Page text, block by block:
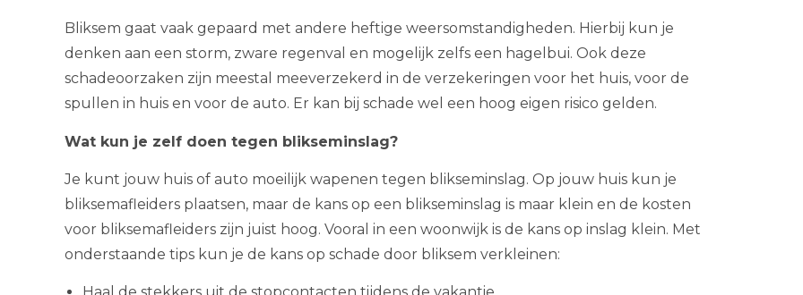
Bliksem gaat vaak gepaard met andere heftige weersomstandigheden. Hierbij kun je
denken aan een storm, zware regenval en mogelijk zelfs een hagelbui. Ook deze
schadeoorzaken zijn meestal meeverzekerd in de verzekeringen voor het huis, voor de
spullen in huis en voor de auto. Er kan bij schade wel een hoog eigen risico gelden.
Wat kun je zelf doen tegen blikseminslag?
Je kunt jouw huis of auto moeilijk wapenen tegen blikseminslag. Op jouw huis kun je
bliksemafleiders plaatsen, maar de kans op een blikseminslag is maar klein en de kosten
voor bliksemafleiders zijn juist hoog. Vooral in een woonwijk is de kans op inslag klein. Met
onderstaande tips kun je de kans op schade door bliksem verkleinen: